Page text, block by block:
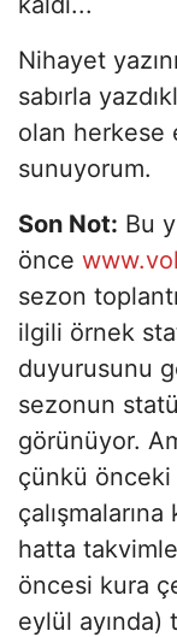
Nihayet
sabırla
olan herkese
sunuyorum.
Son Not: Bu
önce
sezon
ilgili örnek
duyurusunu
sezonun
görünüyor.
çünkü
hatta
öncesi kura
eylül ayında)